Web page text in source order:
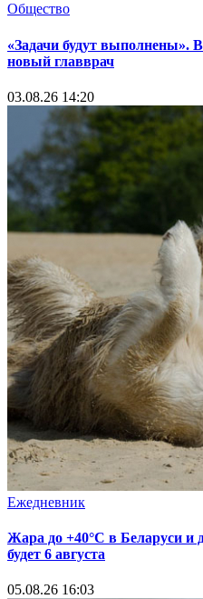
Общество
«Задачи будут выполнены».
новый главврач
03.08.26 14:20
Ежедневник
Жара до +40°С в Беларуси и
будет 6 августа
05.08.26 16:03